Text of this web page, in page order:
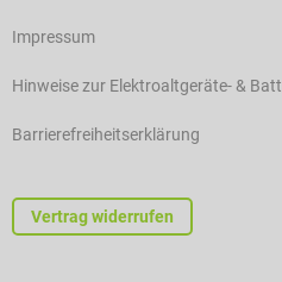
Impressum
Hinweise zur Elektroaltgeräte- &
Barrierefreiheitserklärung
Vertrag widerrufen